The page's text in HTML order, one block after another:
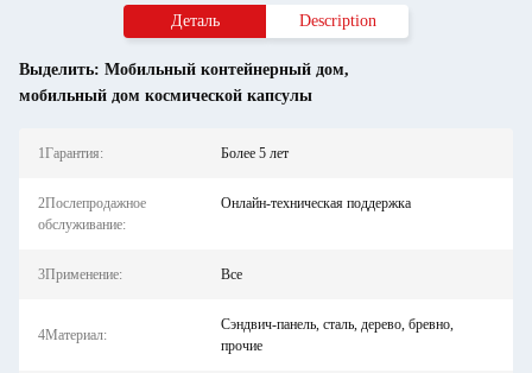
Деталь Description
Выделить: Мобильный контейнерный дом,
мобильный дом космической капсулы
1Гарантия: Более 5 лет
2Послепродажное
обслуживание:
Онлайн-техническая поддержка
3Применение: Все
4Материал:
Сэндвич-панель, сталь, дерево, бревно,
прочие